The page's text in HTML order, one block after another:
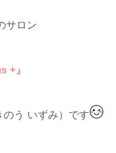
サロン
+』
う いずみ）です